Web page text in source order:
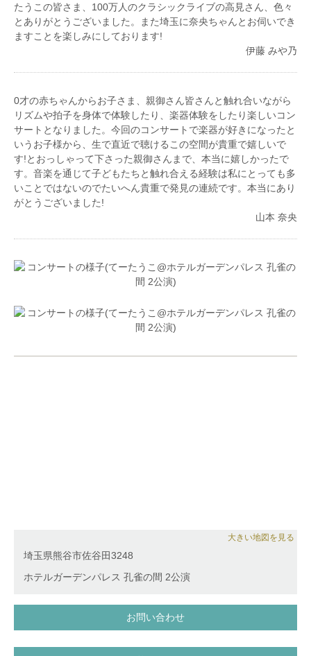
たうこの皆さま、100万人のクラシックライブの高見さん、色々
とありがとうございました。また埼玉に奈央ちゃんとお伺いでき
ますことを楽しみにしております!
伊藤 みや乃
0才の赤ちゃんからお子さま、親御さん皆さんと触れ合いながら
リズムや拍子を身体で体験したり、楽器体験をしたり楽しいコン
サートとなりました。今回のコンサートで楽器が好きになったと
いうお子様から、生で直近で聴けるこの空間が貴重で嬉しいで
す!とおっしゃって下さった親御さんまで、本当に嬉しかったで
す。音楽を通じて子どもたちと触れ合える経験は私にとっても多
いことではないのでたいへん貴重で発見の連続です。本当にあり
がとうございました!
山本 奈央
大きい地図を見る
埼玉県熊谷市佐谷田3248
ホテルガーデンパレス 孔雀の間 2公演
お問い合わせ